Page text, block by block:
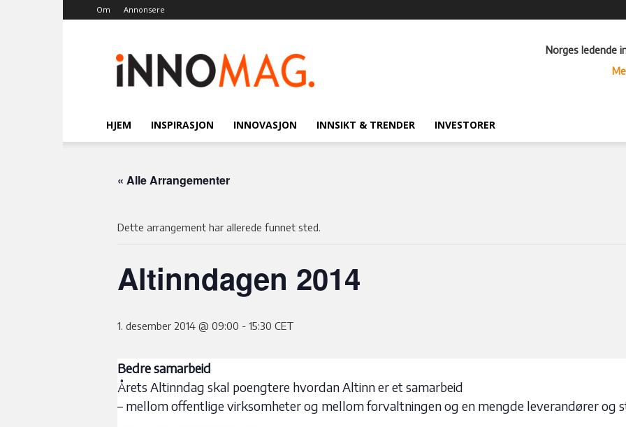
Om Annonsere
Norges ledende
HJEM INSPIRASJON INNOVASJON INNSIKT & TRENDER INVESTORER
« Alle Arrangementer
Dette arrangement har allerede funnet sted.
Altinndagen 2014
1. desember 2014 @ 09:00 - 15:30 CET
Bedre samarbeid
Årets Altinndag skal poengtere hvordan Altinn er et samarbeid
– mellom offentlige virksomheter og mellom forvaltningen og en mengde leverandører og